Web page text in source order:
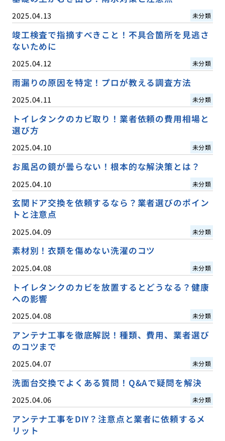
2025.04.13 未分類
竣工検査で指摘すべきこと！不具合箇所を見逃さ
ないために
2025.04.12 未分類
雨漏りの原因を特定！プロが教える調査方法
2025.04.11 未分類
トイレタンクのカビ取り！業者依頼の費用相場と
選び方
2025.04.10 未分類
お風呂の鏡が曇らない！根本的な解決策とは？
2025.04.10 未分類
玄関ドア交換を依頼するなら？業者選びのポイン
トと注意点
2025.04.09 未分類
素材別！衣類を傷めない洗濯のコツ
2025.04.08 未分類
トイレタンクのカビを放置するとどうなる？健康
への影響
2025.04.08 未分類
アンテナ工事を徹底解説！種類、費用、業者選び
のコツまで
2025.04.07 未分類
洗面台交換でよくある質問！Q&Aで疑問を解決
2025.04.06 未分類
アンテナ工事をDIY？注意点と業者に依頼するメ
リット